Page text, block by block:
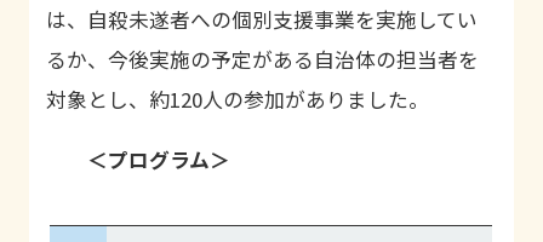
は、自殺未遂者への個別支援事業を実施してい
るか、今後実施の予定がある自治体の担当者を
対象とし、約120人の参加がありました。
＜プログラム＞